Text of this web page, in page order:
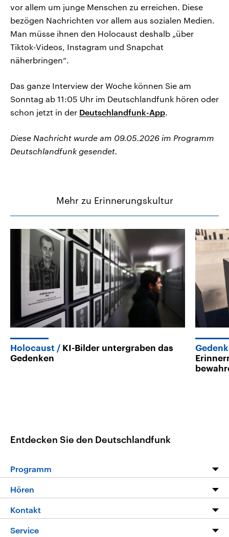
vor allem um junge Menschen zu erreichen. Diese
bezögen Nachrichten vor allem aus sozialen Medien.
Man müsse ihnen den Holocaust deshalb „über
Tiktok-Videos, Instagram und Snapchat
näherbringen“.
Das ganze Interview der Woche können Sie am
Sonntag ab 11:05 Uhr im Deutschlandfunk hören oder
schon jetzt in der Deutschlandfunk-App.
Diese Nachricht wurde am 09.05.2026 im Programm
Deutschlandfunk gesendet.
Mehr zu Erinnerungskultur
Holocaust
KI-Bilder untergraben das
Gedenken
Entdecken Sie den Deutschlandfunk
Programm
Programm
Die Nachrichten
Hören
Livestream
Kontakt
Hörerservice
Service